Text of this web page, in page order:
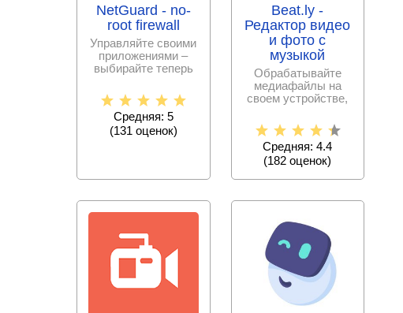
NetGuard - no-
root firewall
Управляйте своими
приложениями –
выбирайте теперь
разрешить
интернет –
Средняя: 5
(131 оценок)
Beat.ly -
Редактор видео
и фото с
музыкой
Обрабатывайте
медиафайлы на
своем устройстве,
музыкальное
Средняя: 4.4
(182 оценок)